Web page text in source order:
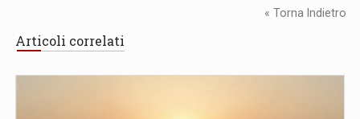
« Torna Indietro
Articoli correlati